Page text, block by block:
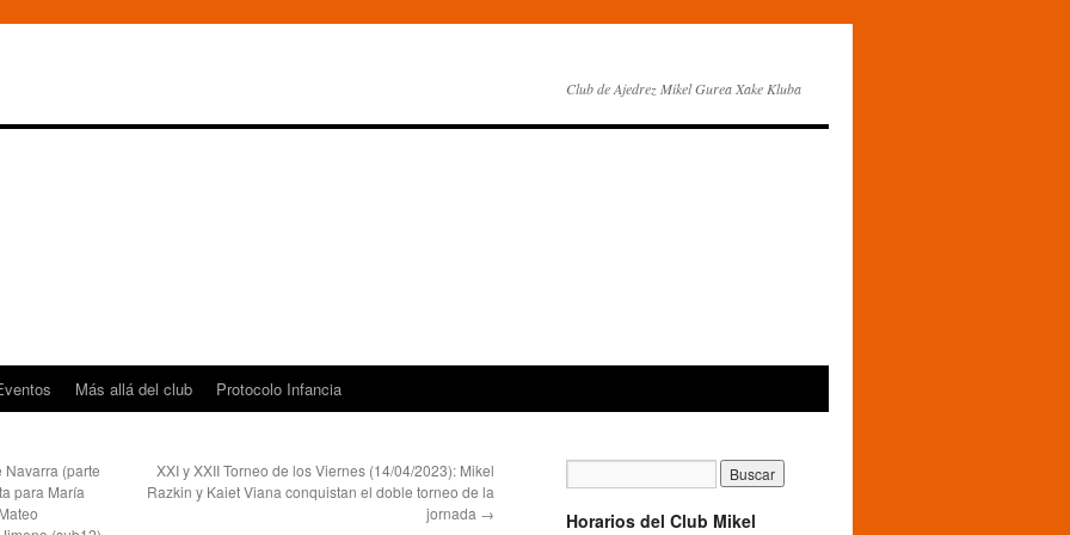
Club de Ajedrez Mikel Gurea Xake Kluba
Más allá del club Protocolo Infancia
(parte
para María
XXI y XXII Torneo de los Viernes (14/04/2023): Mikel
Razkin y Kaiet Viana conquistan el doble torneo de la
jornada →
Horarios del Club Mikel